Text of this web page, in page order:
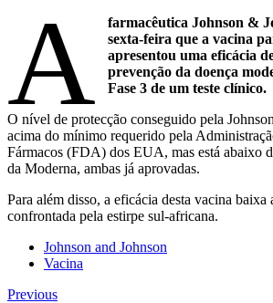
A
farmacêutica Johnson &
sexta-feira que a vacina
apresentou uma eficácia
prevenção da doença
Fase 3 de um teste clínico.
O nível de protecção conseguido pela
acima do mínimo requerido pela
Fármacos (FDA) dos EUA, mas está abaixo
da Moderna, ambas já aprovadas.
Para além disso, a eficácia desta vacina
confrontada pela estirpe sul-africana.
Johnson and Johnson
Vacina
Previous